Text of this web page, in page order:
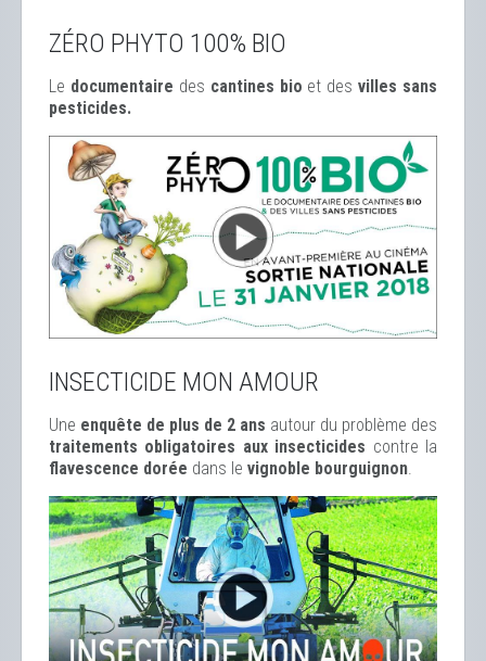
ZÉRO PHYTO 100% BIO
Le documentaire des cantines bio et desvilles sans
pesticides.
INSECTICIDE MON AMOUR
Une enquête de plus de 2 ans autour du problème des
traitements obligatoires aux insecticides contre la
flavescence dorée dans le vignoble bourguignon.